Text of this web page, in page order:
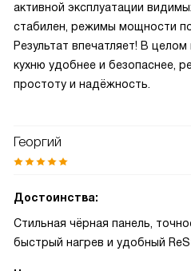
активной эксплуатации
стабилен, режимы мощности
Результат впечатляет! В
кухню удобнее и безопаснее,
простоту и надёжность.
Георгий
Достоинства:
Стильная чёрная панель,
быстрый нагрев и удобный